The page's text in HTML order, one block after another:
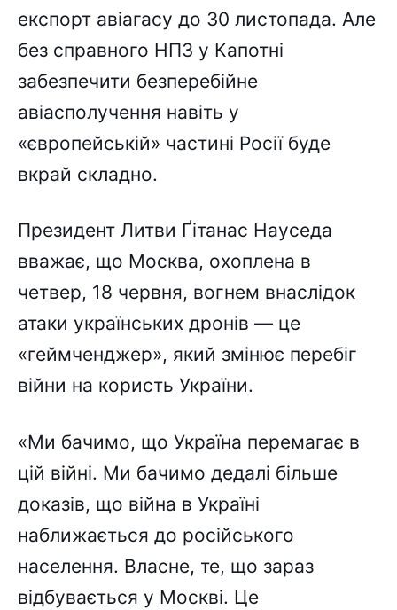
експорт авіагасу до 30 листопада. Але
без справного НПЗ у Капотні
забезпечити безперебійне
авіасполучення навіть у
«європейській» частині Росії буде
вкрай складно.
Президент Литви Ґітанас Науседа
вважає, що Москва, охоплена в
четвер, 18 червня, вогнем внаслідок
атаки українських дронів — це
«геймченджер», який змінює перебіг
війни на користь України.
«Ми бачимо, що Україна перемагає в
цій війні. Ми бачимо дедалі більше
доказів, що війна в Україні
наближається до російського
населення. Власне, те, що зараз
відбувається у Москві. Це